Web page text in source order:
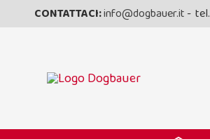
CONTATTACI:info@dogbauer.it - tel.